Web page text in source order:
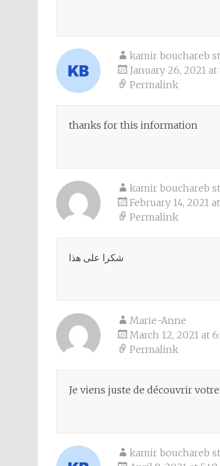
kamir bouchareb st
January 26, 2021 at
Permalink
thanks for this information
kamir bouchareb st
February 14, 2021
Permalink
شكرا على هذا
Marie-Anne
March 12, 2021 at
Permalink
Je viens juste de découvrir
kamir bouchareb st